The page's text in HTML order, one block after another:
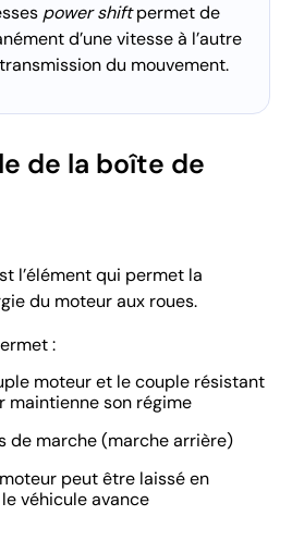
power shiftpermet de
d’une vitesse à l’autre
du mouvement.
de la boîte de
l’élément qui permet la
du moteur aux roues.
:
moteur et le couple résistant
maintienne son régime
de marche (marche arrière)
peut être laissé en
véhicule avance